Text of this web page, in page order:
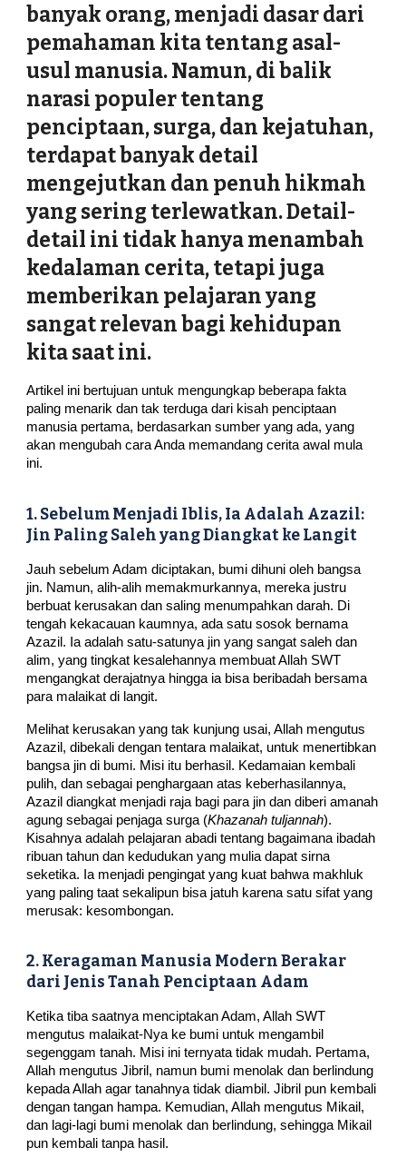
banyak orang, menjadi dasar dari
pemahaman kita tentang asal-
usul manusia. Namun, di balik
narasi populer tentang
penciptaan, surga, dan kejatuhan,
terdapat banyak detail
mengejutkan dan penuh hikmah
yang sering terlewatkan. Detail-
detail ini tidak hanya menambah
kedalaman cerita, tetapi juga
memberikan pelajaran yang
sangat relevan bagi kehidupan
kita saat ini.
Artikel ini bertujuan untuk mengungkap beberapa fakta
paling menarik dan tak terduga dari kisah penciptaan
manusia pertama, berdasarkan sumber yang ada, yang
akan mengubah cara Anda memandang cerita awal mula
ini.
1. Sebelum Menjadi Iblis, Ia Adalah Azazil:
Jin Paling Saleh yang Diangkat ke Langit
Jauh sebelum Adam diciptakan, bumi dihuni oleh bangsa
jin. Namun, alih-alih memakmurkannya, mereka justru
berbuat kerusakan dan saling menumpahkan darah. Di
tengah kekacauan kaumnya, ada satu sosok bernama
Azazil. Ia adalah satu-satunya jin yang sangat saleh dan
alim, yang tingkat kesalehannya membuat Allah SWT
mengangkat derajatnya hingga ia bisa beribadah bersama
para malaikat di langit.
Melihat kerusakan yang tak kunjung usai, Allah mengutus
Azazil, dibekali dengan tentara malaikat, untuk menertibkan
bangsa jin di bumi. Misi itu berhasil. Kedamaian kembali
pulih, dan sebagai penghargaan atas keberhasilannya,
Azazil diangkat menjadi raja bagi para jin dan diberi amanah
agung sebagai penjaga surga (Khazanah tuljannah).
Kisahnya adalah pelajaran abadi tentang bagaimana ibadah
ribuan tahun dan kedudukan yang mulia dapat sirna
seketika. Ia menjadi pengingat yang kuat bahwa makhluk
yang paling taat sekalipun bisa jatuh karena satu sifat yang
merusak: kesombongan.
2. Keragaman Manusia Modern Berakar
dari Jenis Tanah Penciptaan Adam
Ketika tiba saatnya menciptakan Adam, Allah SWT
mengutus malaikat-Nya ke bumi untuk mengambil
segenggam tanah. Misi ini ternyata tidak mudah. Pertama,
Allah mengutus Jibril, namun bumi menolak dan berlindung
kepada Allah agar tanahnya tidak diambil. Jibril pun kembali
dengan tangan hampa. Kemudian, Allah mengutus Mikail,
dan lagi-lagi bumi menolak dan berlindung, sehingga Mikail
pun kembali tanpa hasil.